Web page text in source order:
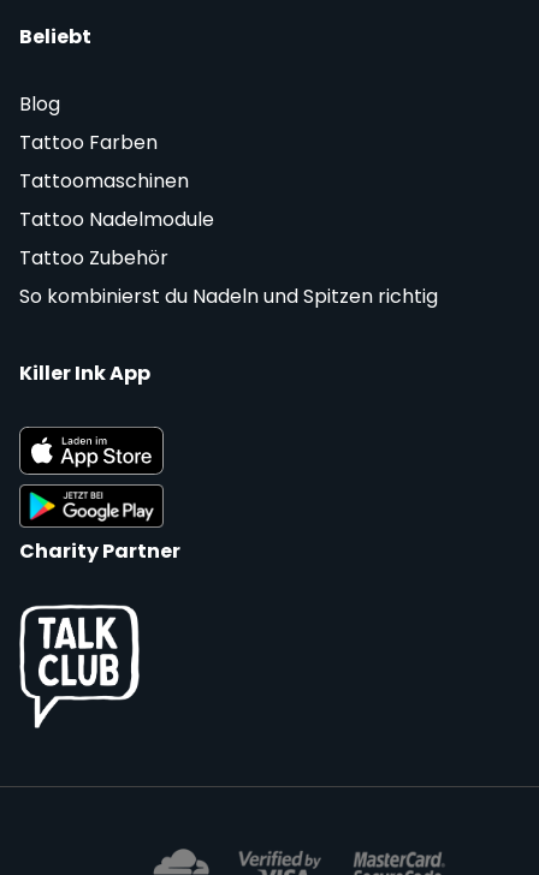
Beliebt
Blog
Tattoo Farben
Tattoomaschinen
Tattoo Nadelmodule
Tattoo Zubehör
So kombinierst du Nadeln und Spitzen richtig
Killer Ink App
Charity Partner